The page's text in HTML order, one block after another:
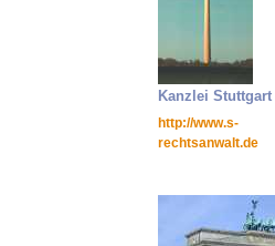
Kanzlei Stuttgart
http://www.s-
rechtsanwalt.de